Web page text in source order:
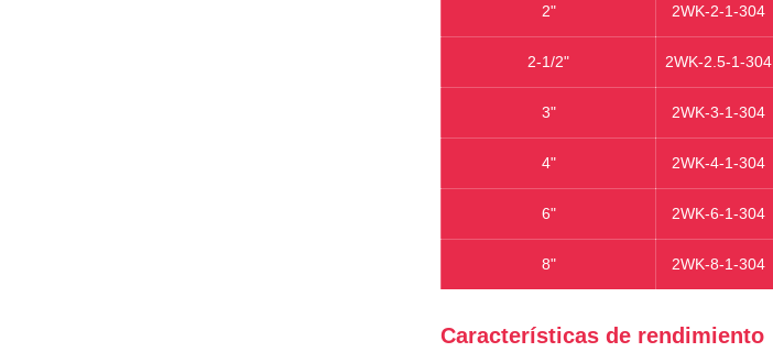
2" 2WK-2-1-304
2-1/2" 2WK‐2.5-1-304
3" 2WK-3-1-304
4" 2WK-4-1-304
6" 2WK-6-1-304
8" 2WK-8-1-304
Características de rendimiento